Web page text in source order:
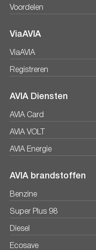
Voordelen
ViaAVIA
ViaAVIA
Registreren
AVIA Diensten
AVIA Card
AVIA VOLT
AVIA Energie
AVIA brandstoffen
Benzine
Super Plus 98
Diesel
Ecosave